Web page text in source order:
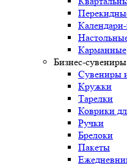
Карманные
Бизнес-сувениры
Сувениры
Кружки
Тарелки
Коврики
Ручки
Брелоки
Пакеты